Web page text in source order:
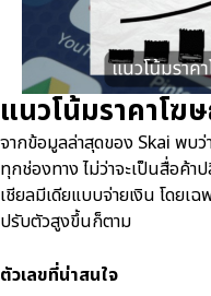
แนวโน้มราคาโ
จากข้อมูลล่าสุดของ Skai พบ
ทุกช่องทาง ไม่ว่าจะเป็นสื่อค้า
เชียลมีเดียแบบจ่ายเงิน โดยเ
ปรับตัวสูงขึ้นก็ตาม
ตัวเลขที่น่าสนใจ